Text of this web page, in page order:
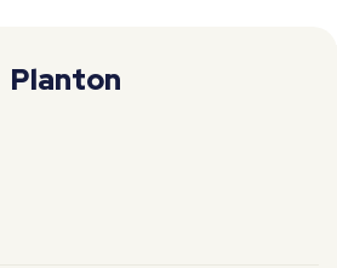
Planton